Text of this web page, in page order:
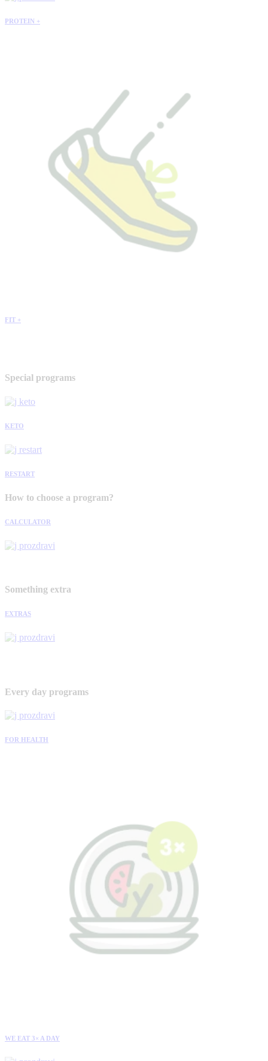
PROTEIN +
FIT +
Special programs
KETO
RESTART
How to choose a program?
CALCULATOR
Something extra
EXTRAS
Every day programs
FOR HEALTH
WE EAT 3× A DAY